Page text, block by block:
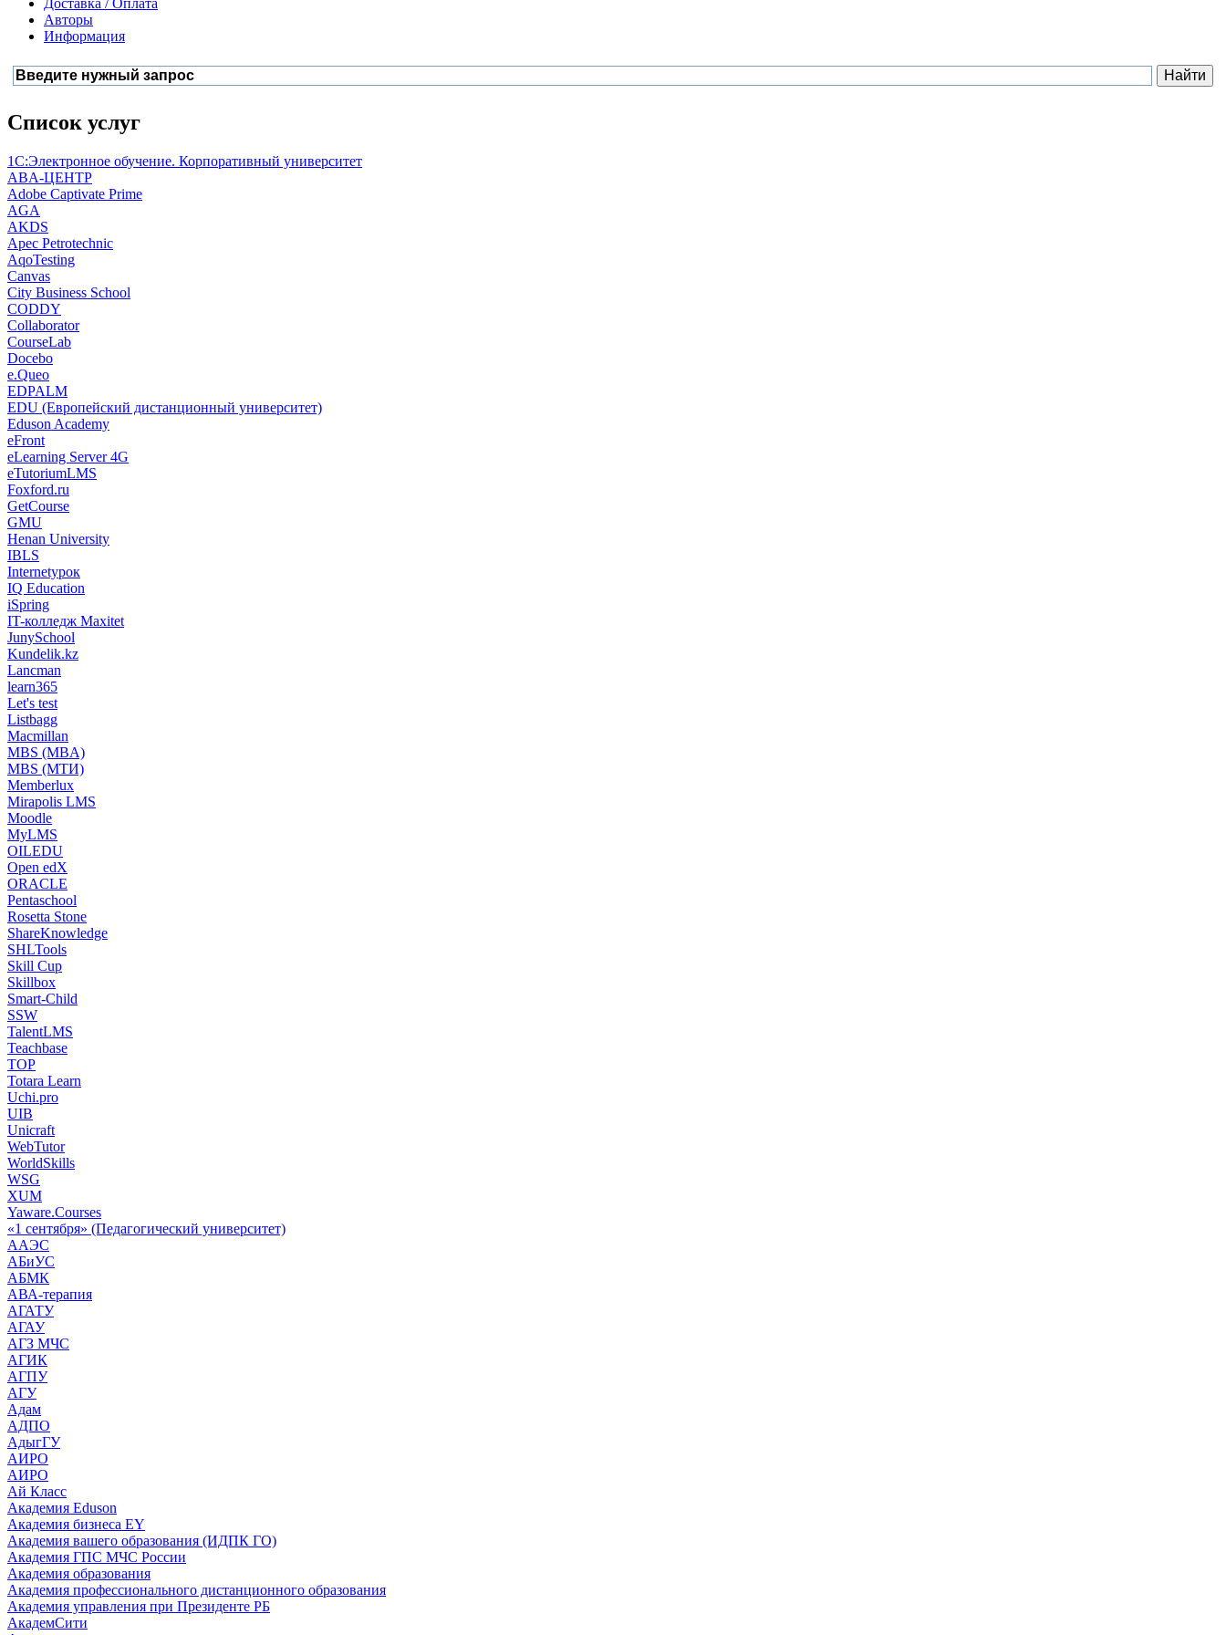
Доставка / Оплата
Авторы
Информация
Список услуг
1С:Электронное обучение. Корпоративный университет
ABA-ЦЕНТР
Adobe Captivate Prime
AGA
AKDS
Apec Petrotechnic
AqoTesting
Canvas
City Business School
CODDY
Collaborator
CourseLab
Docebo
e.Queo
EDPALM
EDU (Европейский дистанционный университет)
Eduson Academy
eFront
eLearning Server 4G
eTutoriumLMS
Foxford.ru
GetCourse
GMU
Henan University
IBLS
Internetурок
IQ Education
iSpring
IT-колледж Maxitet
JunySchool
Kundelik.kz
Lancman
learn365
Let's test
Listbagg
Macmillan
MBS (MBA)
MBS (МТИ)
Memberlux
Mirapolis LMS
Moodle
MyLMS
OILEDU
Open edX
ORACLE
Pentaschool
Rosetta Stone
ShareKnowledge
SHLTools
Skill Cup
Skillbox
Smart-Child
SSW
TalentLMS
Teachbase
TOP
Totara Learn
Uchi.pro
UIB
Unicraft
WebTutor
WorldSkills
WSG
XUM
Yaware.Courses
«1 сентября» (Педагогический университет)
ААЭС
АБиУС
АБМК
АВА-терапия
АГАТУ
АГАУ
АГЗ МЧС
АГИК
АГПУ
АГУ
Адам
АДПО
АдыгГУ
АИРО
АИРО
Ай Класс
Академия Eduson
Академия бизнеса EY
Академия вашего образования (ИДПК ГО)
Академия ГПС МЧС России
Академия образования
Академия профессионального дистанционного образования
Академия управления при Президенте РБ
АкадемСити